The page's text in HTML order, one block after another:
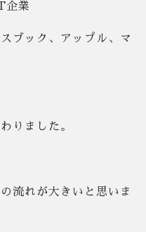
企業
ブック、アップル、マ
りました。
流れが大きいと思いま